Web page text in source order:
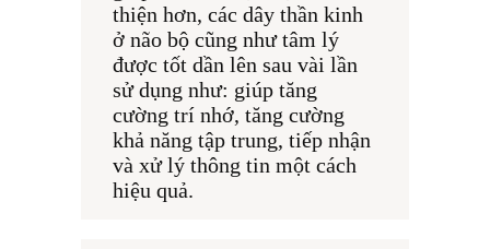
thiện hơn, các dây thần kinh
ở não bộ cũng như tâm lý
được tốt dần lên sau vài lần
sử dụng như: giúp tăng
cường trí nhớ, tăng cường
khả năng tập trung, tiếp nhận
và xử lý thông tin một cách
hiệu quả.